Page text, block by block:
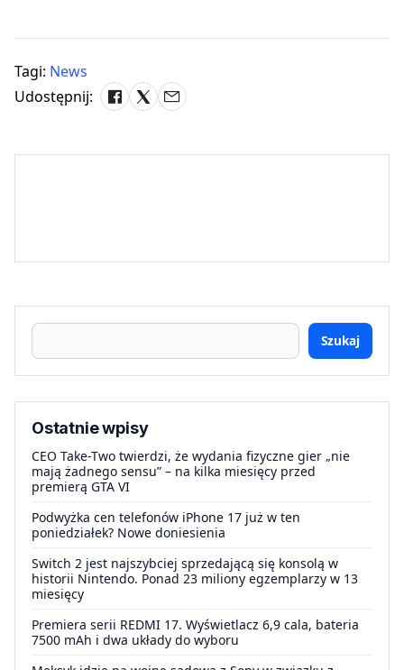
Tagi: News
Udostępnij:
Szukaj
Ostatnie wpisy
CEO Take-Two twierdzi, że wydania fizyczne gier „nie
mają żadnego sensu” – na kilka miesięcy przed
premierą GTA VI
Podwyżka cen telefonów iPhone 17 już w ten
poniedziałek? Nowe doniesienia
Switch 2 jest najszybciej sprzedającą się konsolą w
historii Nintendo. Ponad 23 miliony egzemplarzy w 13
miesięcy
Premiera serii REDMI 17. Wyświetlacz 6,9 cala, bateria
7500 mAh i dwa układy do wyboru